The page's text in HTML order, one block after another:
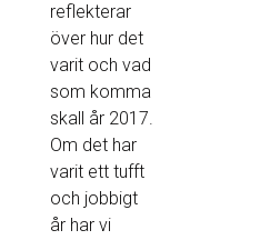
reflekterar
över hur det
varit och vad
som komma
skall år 2017.
Om det har
varit ett tufft
och jobbigt
år har vi